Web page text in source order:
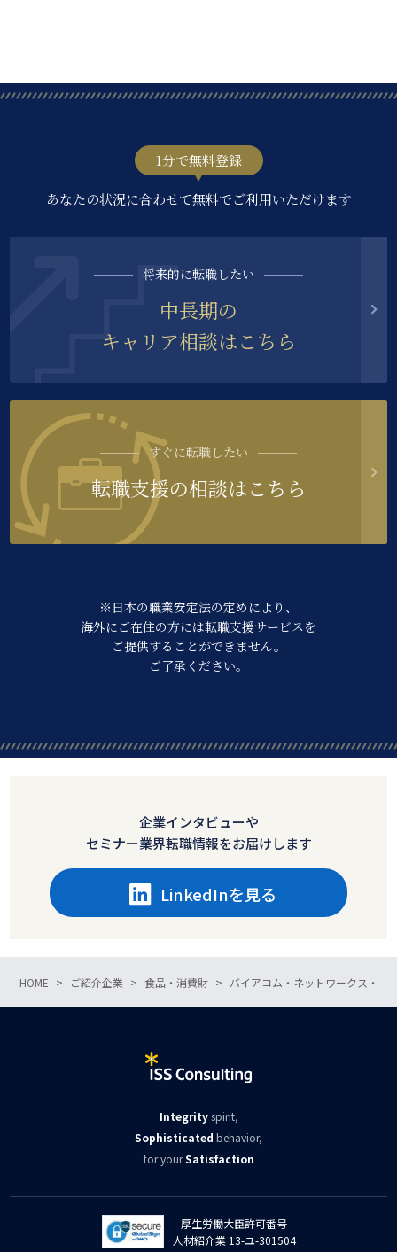
1分で無料登録
あなたの状況に合わせて無料でご利用いただけます
将来的に転職したい
中長期の
キャリア相談はこちら
すぐに転職したい
転職支援の相談はこちら
※日本の職業安定法の定めにより、
海外にご在住の方には転職支援サービスを
ご提供することができません。
ご了承ください。
企業インタビューや
セミナー業界転職情報をお届けします
LinkedInを見る
HOME ご紹介企業 食品・消費財 バイアコム・ネットワークス・ジ
Integrityspirit,
Sophisticated behavior,
for yourSatisfaction
厚生労働大臣許可番号
人材紹介業 13-ユ-301504